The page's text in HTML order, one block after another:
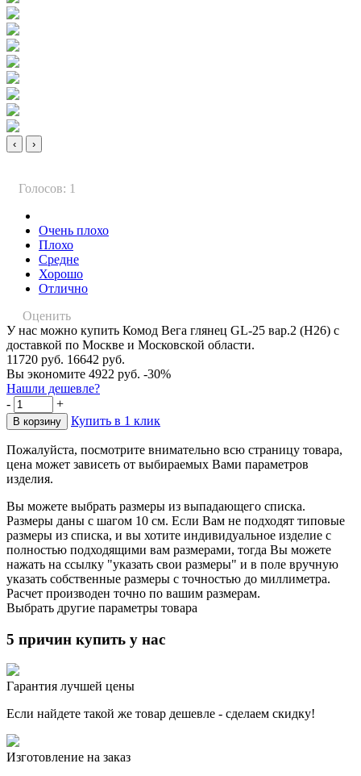
‹ ›
Голосов: 1
Очень плохо
Плохо
Средне
Хорошо
Отлично
Оценить
У нас можно купить Комод Вега глянец GL-25 вар.2 (Н26) с
доставкой по Москве и Московской области.
11720 руб. 16642 руб.
Вы экономите 4922 руб. -30%
Нашли дешевле?
-
+
Купить в 1 клик
Пожалуйста, посмотрите внимательно всю страницу товара,
цена может зависеть от выбираемых Вами параметров
изделия.
Вы можете выбрать размеры из выпадающего списка.
Размеры даны с шагом 10 см. Если Вам не подходят типовые
размеры из списка, и вы хотите индивидуальное изделие с
полностью подходящими вам размерами, тогда Вы можете
нажать на ссылку "указать свои размеры" и в поле вручную
указать собственные размеры с точностью до миллиметра.
Расчет производен точно по вашим размерам.
Выбрать другие параметры товара
5 причин купить у нас
Гарантия лучшей цены
Если найдете такой же товар дешевле - сделаем скидку!
Изготовление на заказ